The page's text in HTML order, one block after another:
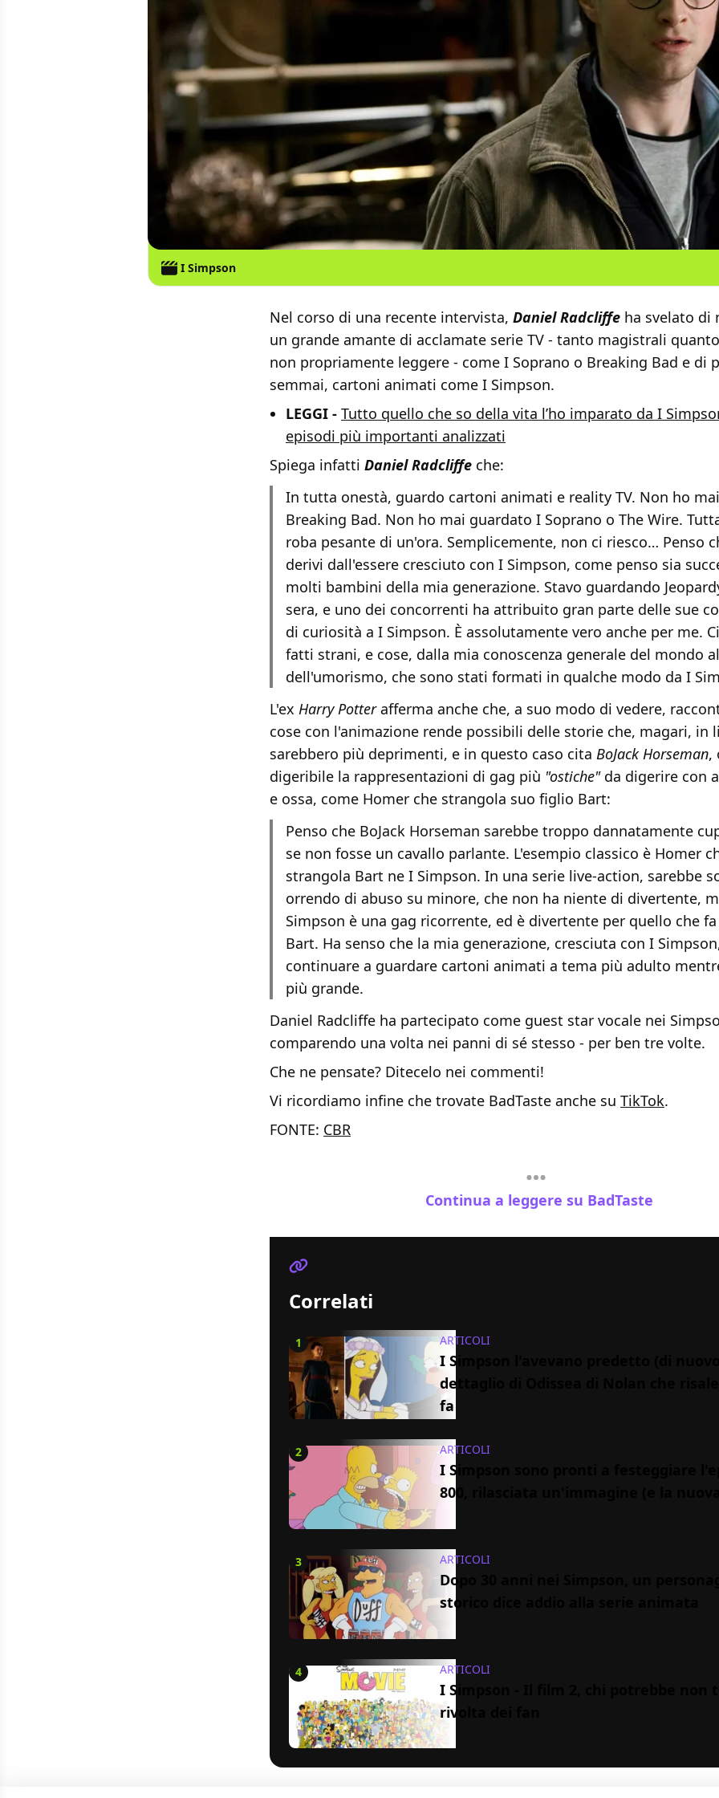
I Simpson
Nel corso di una recente intervista, Daniel Radcliffe ha svelato di
un grande amante di acclamate serie TV - tanto magistrali
non propriamente leggere - come I Soprano o Breaking Bad e di
semmai, cartoni animati come I Simpson.
LEGGI - Tutto quello che so della vita l’ho imparato da I
episodi più importanti analizzati
Spiega infatti Daniel Radcliffe che:
In tutta onestà, guardo cartoni animati e reality TV. Non ho
Breaking Bad. Non ho mai guardato I Soprano o The Wire.
roba pesante di un'ora. Semplicemente, non ci riesco… Penso
derivi dall'essere cresciuto con I Simpson, come penso sia
molti bambini della mia generazione. Stavo guardando
sera, e uno dei concorrenti ha attribuito gran parte delle sue
di curiosità a I Simpson. È assolutamente vero anche per me.
fatti strani, e cose, dalla mia conoscenza generale del mondo
dell'umorismo, che sono stati formati in qualche modo da I
L'ex Harry Potterafferma anche che, a suo modo di vedere,
cose con l'animazione rende possibili delle storie che, magari, in
sarebbero più deprimenti, e in questo caso cita BoJack Horseman,
digeribile la rappresentazioni di gag più "ostiche"da digerire con
e ossa, come Homer che strangola suo figlio Bart:
Penso che BoJack Horseman sarebbe troppo dannatamente
se non fosse un cavallo parlante. L'esempio classico è Homer
strangola Bart ne I Simpson. In una serie live-action, sarebbe
orrendo di abuso su minore, che non ha niente di divertente,
Simpson è una gag ricorrente, ed è divertente per quello che
Bart. Ha senso che la mia generazione, cresciuta con I
continuare a guardare cartoni animati a tema più adulto
più grande.
Daniel Radcliffe ha partecipato come guest star vocale nei
comparendo una volta nei panni di sé stesso - per ben tre volte.
Che ne pensate? Ditecelo nei commenti!
Vi ricordiamo infine che trovate BadTaste anche su TikTok.
FONTE: CBR
Continua a leggere su BadTaste
Correlati
1 ARTICOLI
I Simpson l'avevano predetto (di
dettaglio di Odissea di Nolan che risale
fa
2 ARTICOLI
I Simpson sono pronti a festeggiare
800, rilasciata un'immagine (e la nuova
3 ARTICOLI
Dopo 30 anni nei Simpson, un
storico dice addio alla serie animata
4 ARTICOLI
I Simpson - Il film 2, chi potrebbe non
rivolta dei fan